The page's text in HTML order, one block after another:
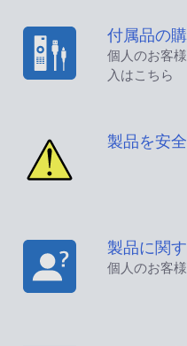
付属品の
個人のお客
入はこちら
製品を安
製品に関
個人のお客